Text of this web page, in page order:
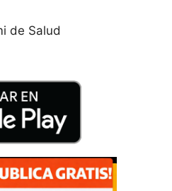
de Salud